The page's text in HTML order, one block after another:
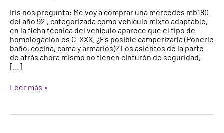
Iris nos pregunta: Me voy a comprar una mercedes mb180
del año 92 , categorizada como vehículo mixto adaptable,
en la ficha técnica del vehículo aparece que el tipo de
homologacion es C-XXX. ¿Es posible camperizarla (Ponerle
baño, cocina, cama y armarios)? Los asientos de la parte
de atrás ahora mismo no tienen cinturón de seguridad,
[…]
una
furgoneta
Leer más »